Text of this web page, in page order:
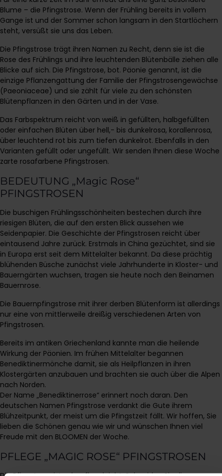
Blume – die Pfingstrose. Wenn der Frühling bereits in vollem
Gange ist und der Sommer schon langsam in den Startlöchern
steht, versüßt sie uns das Leben.
Die Pfingstrose trägt ihren Namen zu Recht, denn sie ist die
Rose des Frühlings und ihre leuchtenden Blütenbälle ziehen alle
Blicke auf sich. Die Pfingstrose, bot. Päonie genannt, ist die
einzige Pflanzengattung der Familie der Pfingstrosengewächse
(Paeoniaceae) und sie zählt für viele zu den schönsten
Blütenpflanzen in den Gärten und in der Vase.
Das Farbspektrum reicht von weiß in gefüllten, halbgefüllten
oder einfachen Blüten über hell,- bis dunkelrosa, korallenrosa,
über leuchtend rot bis zum tiefen dunkelrot. Ebenfalls in den
Varianten gefüllt oder ungefüllt. Wir senden Ihnen diese Woche
zarte rosafarbene Pfingstrosen.
BEDEUTUNG „Magic Rose“
PFINGSTROSEN
Die buschigen Frühlingsschönheiten bestechen durch ihre
riesigen Blüten, die auf den ersten Blick aussehen wie
Seidenpapier. Die Geschichte der Pfingstrosen reicht über
eintausend Jahre zurück. Erstmals in China gezüchtet, sind sie
in Europa erst seit dem Mittelalter bekannt. Da diese prächtig
blühenden Büsche zunächst viele Jahrhunderte in Kloster- und
Bauerngärten wuchsen, tragen sie heute noch den Beinamen
Bauernrose.
Die Bauernpfingstrose mit ihrer derben Blütenform ist allerdings
nur eine von mittlerweile dreißig verschiedenen Arten von
Pfingstrosen.
Bereits im antiken Griechenland kannte man die heilende
Wirkung der Päonien. Im frühen Mittelalter begannen
Benediktinermönche damit, sie als Heilpflanzen in ihren
Klostergärten anzubauen und brachten sie auch über die Alpen
nach Norden.
Der Name „Benediktinerrose“ erinnert noch daran. Den
deutschen Namen Pfingstrose verdankt die Gute ihrem
Blühzeitpunkt, der meist um die Pfingstzeit fällt. Wir hoffen, Sie
lieben die Schönen genau wie wir und wünschen Ihnen viel
Freude mit den BLOOMEN der Woche.
PFLEGE „MAGIC ROSE“ PFINGSTROSEN